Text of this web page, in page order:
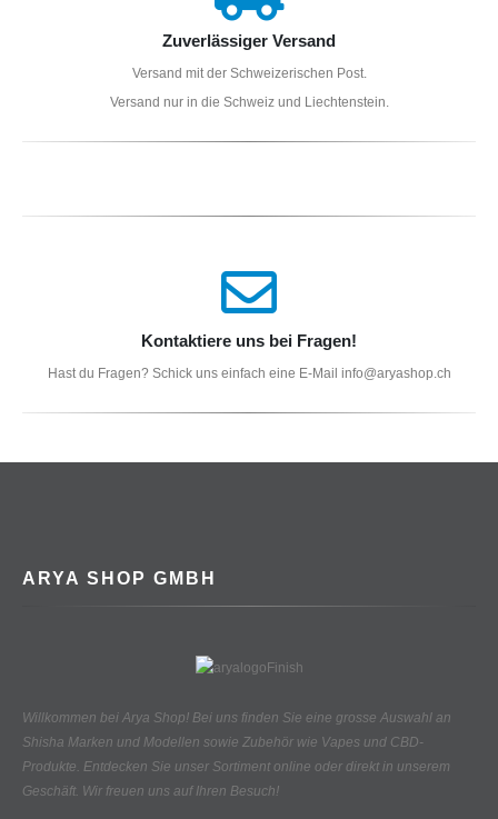
Zuverlässiger Versand
Versand mit der Schweizerischen Post.
Versand nur in die Schweiz und Liechtenstein.
Kontaktiere uns bei Fragen!
Hast du Fragen? Schick uns einfach eine E-Mail info@aryashop.ch
ARYA SHOP GMBH
Willkommen bei Arya Shop! Bei uns finden Sie eine grosse Auswahl an
Shisha Marken und Modellen sowie Zubehör wie Vapes und CBD-
Produkte. Entdecken Sie unser Sortiment online oder direkt in unserem
Geschäft. Wir freuen uns auf Ihren Besuch!